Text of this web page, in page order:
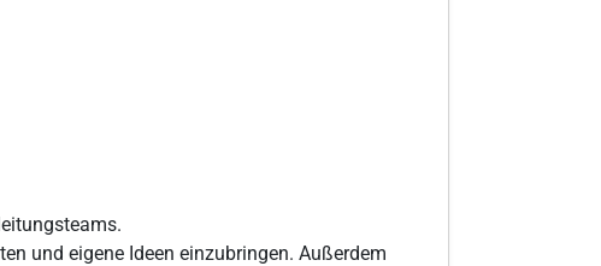
und eigene Ideen einzubringen. Außerdem